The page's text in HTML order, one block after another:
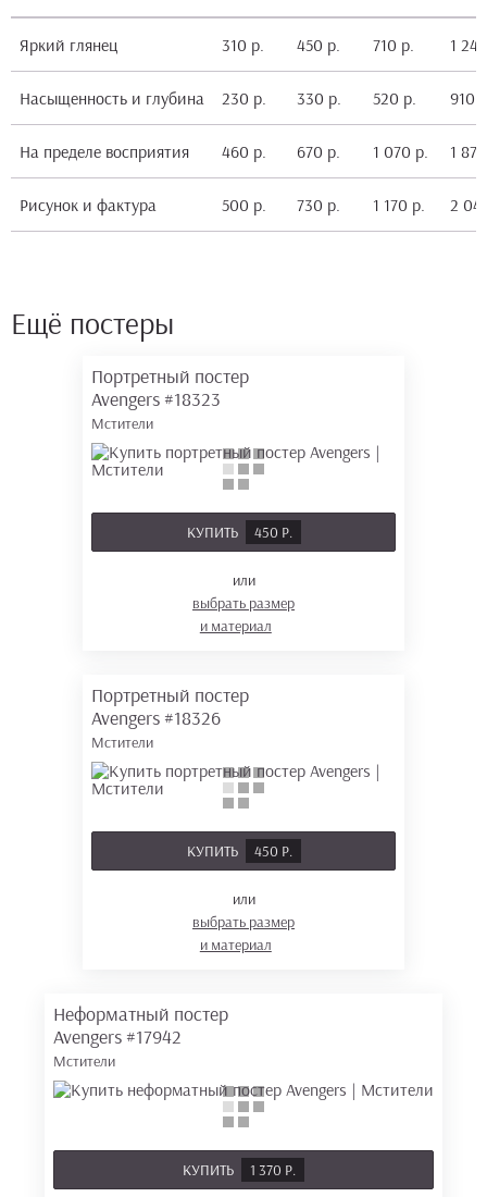
Яркий глянец 310 р. 450 р. 710 р. 1
Насыщенность и глубина 230 р. 330 р. 520 р. 910
На пределе восприятия 460 р. 670 р. 1 070 р. 1
Рисунок и фактура 500 р. 730 р. 1 170 р. 2
Ещё постеры
Портретный постер
Avengers #18323
Мстители
КУПИТЬ 450 Р.
или
выбрать размер
и материал
Портретный постер
Avengers #18326
Мстители
КУПИТЬ 450 Р.
или
выбрать размер
и материал
Неформатный постер
Avengers #17942
Мстители
КУПИТЬ 1 370 Р.